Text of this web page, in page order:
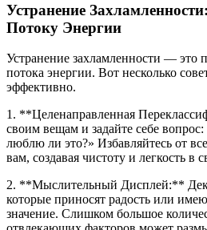
Устранение
Потоку Энергии
Устранение захламленности —
потока энергии. Вот несколько
эффективно.
1. **Целенаправленная
своим вещам и задайте себе
люблю ли это?» Избавляйтесь от
вам, создавая чистоту и легкость в
2. **Мыслительный Дисплей:**
которые приносят радость или
значение. Слишком большое